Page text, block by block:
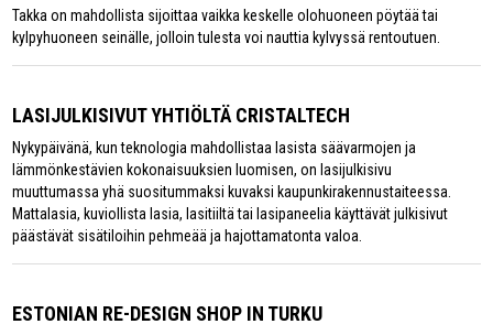
Takka on mahdollista sijoittaa vaikka keskelle olohuoneen pöytää tai
kylpyhuoneen seinälle, jolloin tulesta voi nauttia kylvyssä rentoutuen.
LASIJULKISIVUT YHTIÖLTÄ CRISTALTECH
Nykypäivänä, kun teknologia mahdollistaa lasista säävarmojen ja
lämmönkestävien kokonaisuuksien luomisen, on lasijulkisivu
muuttumassa yhä suositummaksi kuvaksi kaupunkirakennustaiteessa.
Mattalasia, kuviollista lasia, lasitiiltä tai lasipaneelia käyttävät julkisivut
päästävät sisätiloihin pehmeää ja hajottamatonta valoa.
ESTONIAN RE-DESIGN SHOP IN TURKU